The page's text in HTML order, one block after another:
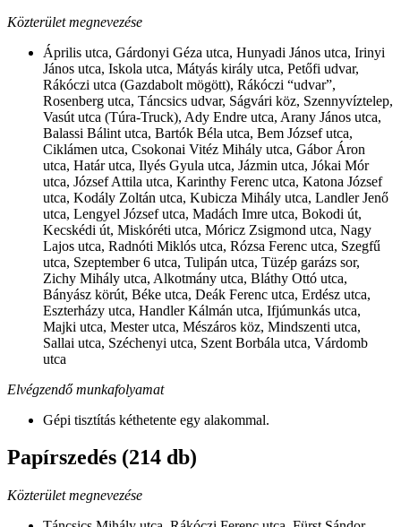
Közterület megnevezése
Április utca, Gárdonyi Géza utca, Hunyadi János utca, Irinyi
János utca, Iskola utca, Mátyás király utca, Petőfi udvar,
Rákóczi utca (Gazdabolt mögött), Rákóczi “udvar”,
Rosenberg utca, Táncsics udvar, Ságvári köz, Szennyvíztelep,
Vasút utca (Túra-Truck), Ady Endre utca, Arany János utca,
Balassi Bálint utca, Bartók Béla utca, Bem József utca,
Ciklámen utca, Csokonai Vitéz Mihály utca, Gábor Áron
utca, Határ utca, Ilyés Gyula utca, Jázmin utca, Jókai Mór
utca, József Attila utca, Karinthy Ferenc utca, Katona József
utca, Kodály Zoltán utca, Kubicza Mihály utca, Landler Jenő
utca, Lengyel József utca, Madách Imre utca, Bokodi út,
Kecskédi út, Miskóréti utca, Móricz Zsigmond utca, Nagy
Lajos utca, Radnóti Miklós utca, Rózsa Ferenc utca, Szegfű
utca, Szeptember 6 utca, Tulipán utca, Tüzép garázs sor,
Zichy Mihály utca, Alkotmány utca, Bláthy Ottó utca,
Bányász körút, Béke utca, Deák Ferenc utca, Erdész utca,
Eszterházy utca, Handler Kálmán utca, Ifjúmunkás utca,
Majki utca, Mester utca, Mészáros köz, Mindszenti utca,
Sallai utca, Széchenyi utca, Szent Borbála utca, Várdomb
utca
Elvégzendő munkafolyamat
Gépi tisztítás kéthetente egy alakommal.
Papírszedés (214 db)
Közterület megnevezése